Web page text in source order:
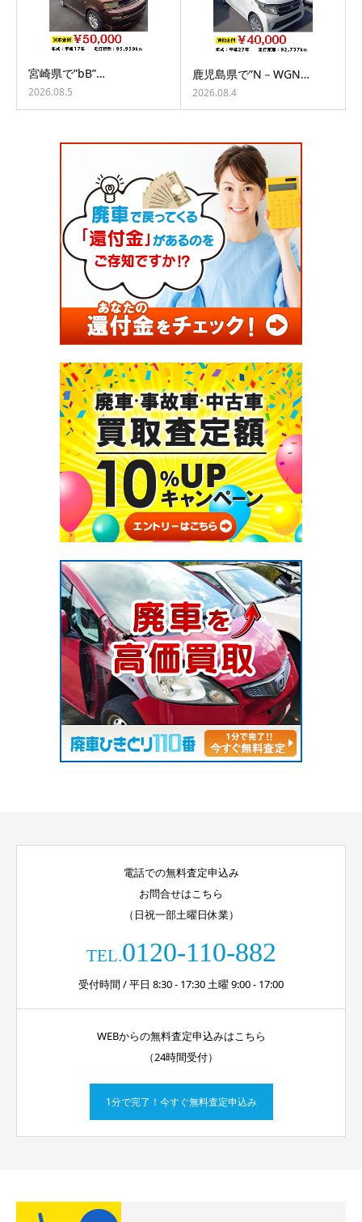
宮崎県で”bB”…
2026.08.5
鹿児島県で”N－WGN…
2026.08.4
電話での無料査定申込み
お問合せはこちら
（日祝一部土曜日休業）
TEL.0120-110-882
受付時間 / 平日 8:30 - 17:30 土曜 9:00 - 17:00
WEBからの無料査定申込みはこちら
（24時間受付）
1分で完了！今すぐ無料査定申込み